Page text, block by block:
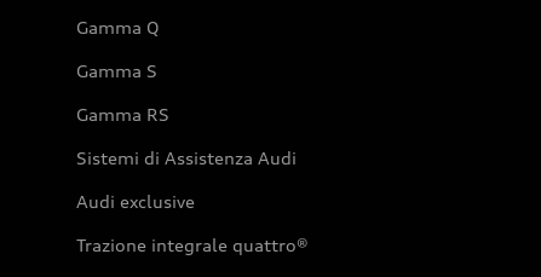
Gamma Q
Gamma S
Gamma RS
Sistemi di Assistenza Audi
Audi exclusive
Trazione integrale quattro®